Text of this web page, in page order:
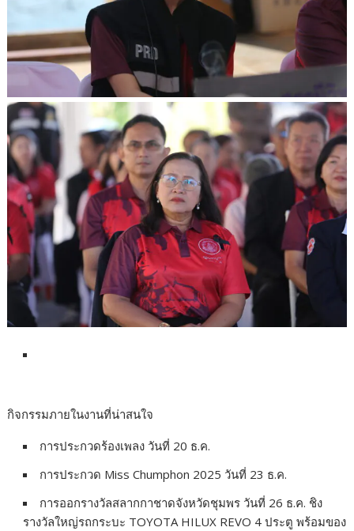
กิจกรรมภายในงานที่น่าสนใจ
การประกวดร้องเพลง วันที่ 20 ธ.ค.
การประกวด Miss Chumphon 2025 วันที่ 23 ธ.ค.
การออกรางวัลสลากกาชาดจังหวัดชุมพร วันที่ 26 ธ.ค. ชิง
รางวัลใหญ่รถกระบะ TOYOTA HILUX REVO 4 ประตู พร้อมของ